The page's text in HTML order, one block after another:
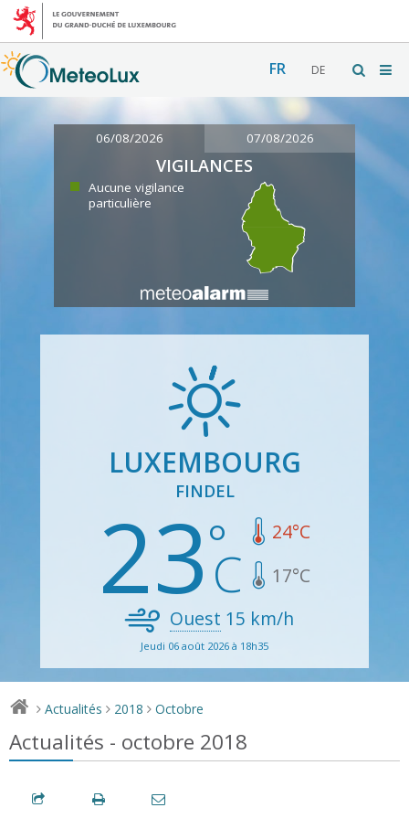
FR DE
06/08/2026 07/08/2026
VIGILANCES
Aucune vigilance
particulière
LUXEMBOURG
FINDEL
23 24°C
17°C
Ouest 15 km/h
Jeudi 06 août 2026 à 18h35
> Actualités > 2018 > Octobre
Actualités - octobre 2018